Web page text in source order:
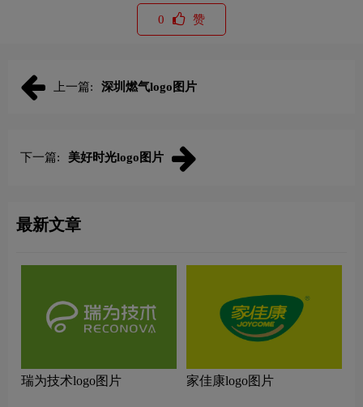
0 赞
上一篇: 深圳燃气logo图片
下一篇: 美好时光logo图片
最新文章
瑞为技术logo图片 家佳康logo图片